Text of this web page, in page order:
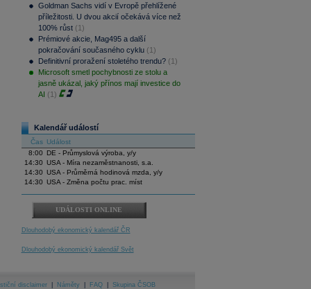
Goldman Sachs vidí v Evropě přehlížené
příležitosti. U dvou akcií očekává více než
100% růst (1)
Prémiové akcie, Mag495 a další
pokračování současného cyklu (1)
Definitivní proražení stoletého trendu? (1)
Microsoft smetl pochybnosti ze stolu a
jasně ukázal, jaký přínos mají investice do
AI (1)
Kalendář událostí
Čas Událost
8:00
DE - Průmyslová výroba, y/y
14:30 USA - Míra nezaměstnanosti, s.a.
14:30 USA - Průměrná hodinová mzda, y/y
14:30 USA - Změna počtu prac. míst
UDÁLOSTI ONLINE
Dlouhodobý ekonomický kalendář ČR
Dlouhodobý ekonomický kalendář Svět
disclaimer Náměty FAQ Skupina ČSOB